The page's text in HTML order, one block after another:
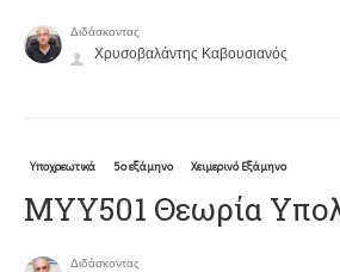
Διδάσκοντας
Χρυσοβαλάντης Καβουσιανός
Υποχρεωτικά 5ο εξάμηνο Χειμερινό Εξάμηνο
ΜΥΥ501 Θεωρία
Διδάσκοντας